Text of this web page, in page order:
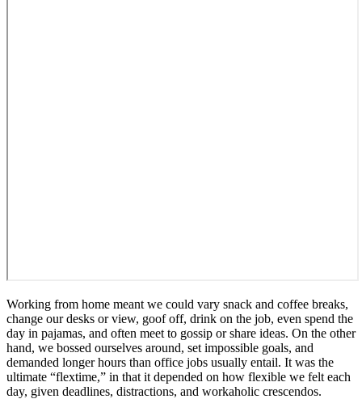
Working from home meant we could vary snack and coffee breaks,
change our desks or view, goof off, drink on the job, even spend the
day in pajamas, and often meet to gossip or share ideas. On the other
hand, we bossed ourselves around, set impossible goals, and
demanded longer hours than office jobs usually entail. It was the
ultimate “flextime,” in that it depended on how flexible we felt each
day, given deadlines, distractions, and workaholic crescendos.